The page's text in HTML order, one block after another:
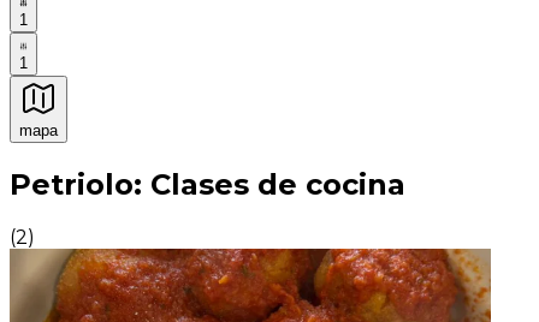
1
1
mapa
Experiencias culinarias inolvidables: Experiencias
Petriolo: Clases de cocina
(2)